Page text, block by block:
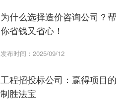
为什么选择造价咨询公司？帮
你省钱又省心！
发布时间：2025/09/12
工程招投标公司：赢得项目的
制胜法宝